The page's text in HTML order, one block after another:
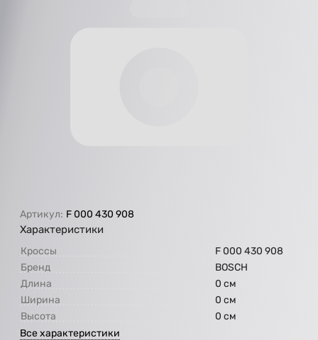
Артикул: F 000 430 908
Характеристики
Кроссы
F 000 430 908
Бренд
BOSCH
Длина
0 см
Ширина
0 см
Высота
0 см
Все характеристики